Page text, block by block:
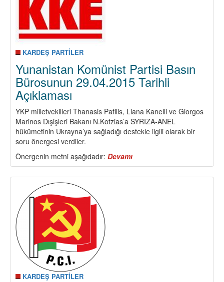
KARDEŞ PARTİLER
Yunanistan Komünist Partisi Basın
Bürosunun 29.04.2015 Tarihli
Açıklaması
YKP milletvekilleri Thanasis Pafilis, Liana Kanelli ve Giorgos
Marinos Dışişleri Bakanı N.Kotzias’a SYRIZA-ANEL
hükümetinin Ukrayna’ya sağladığı destekle ilgili olarak bir
soru önergesi verdiler.
Önergenin metni aşağıdadır: Devamı
Yunanistan
Komünist
KARDEŞ PARTİLER